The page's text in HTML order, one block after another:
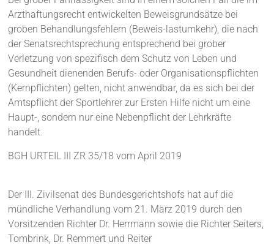
Arzthaftungsrecht entwickelten Beweisgrundsätze bei
groben Behandlungsfehlern (Beweis-lastumkehr), die nach
der Senatsrechtsprechung entsprechend bei grober
Verletzung von spezifisch dem Schutz von Leben und
Gesundheit dienenden Berufs- oder Organisationspflichten
(Kernpflichten) gelten, nicht anwendbar, da es sich bei der
Amtspflicht der Sportlehrer zur Ersten Hilfe nicht um eine
Haupt-, sondern nur eine Nebenpflicht der Lehrkräfte
handelt.
BGH URTEIL III ZR 35/18 vom April 2019
Der III. Zivilsenat des Bundesgerichtshofs hat auf die
mündliche Verhandlung vom 21. März 2019 durch den
Vorsitzenden Richter Dr. Herrmann sowie die Richter Seiters,
Tombrink, Dr. Remmert und Reiter